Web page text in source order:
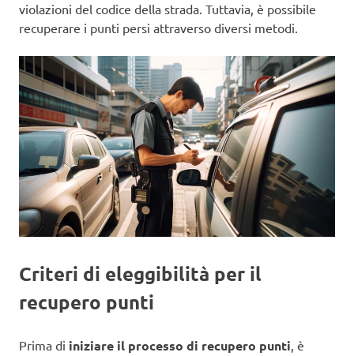
violazioni del codice della strada. Tuttavia, è possibile
recuperare i punti persi attraverso diversi metodi.
Criteri di eleggibilità per il
recupero punti
Prima di iniziare il processo di recupero punti, è